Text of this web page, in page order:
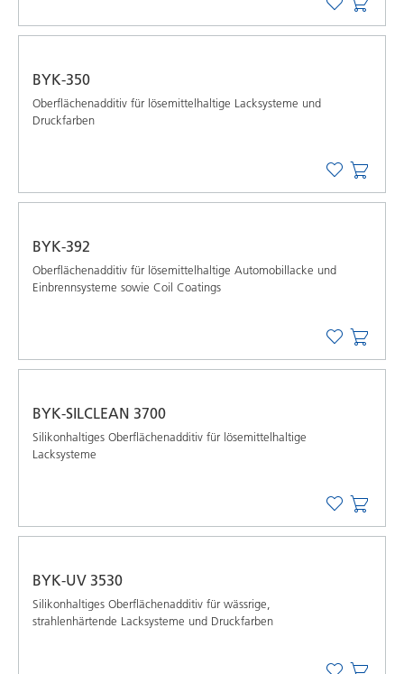
BYK-350
Oberflächenadditiv für lösemittelhaltige Lacksysteme und
Druckfarben
BYK-392
Oberflächenadditiv für lösemittelhaltige Automobillacke und
Einbrennsysteme sowie Coil Coatings
BYK-SILCLEAN 3700
Silikonhaltiges Oberflächenadditiv für lösemittelhaltige
Lacksysteme
BYK-UV 3530
Silikonhaltiges Oberflächenadditiv für wässrige,
strahlenhärtende Lacksysteme und Druckfarben